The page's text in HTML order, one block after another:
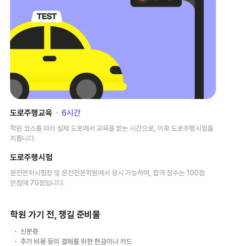
도로주행교육 ･ 6시간
학원 코스를 따라 실제 도로에서 교육을 받는 시간으로, 이후 도로주행시험을
치릅니다.
도로주행시험
운전면허시험장 및 운전전문학원에서 응시 가능하며, 합격 점수는 100점
만점에 70점입니다.
학원 가기 전, 챙길 준비물
신분증
추가 비용 등의 결제를 위한 현금이나 카드